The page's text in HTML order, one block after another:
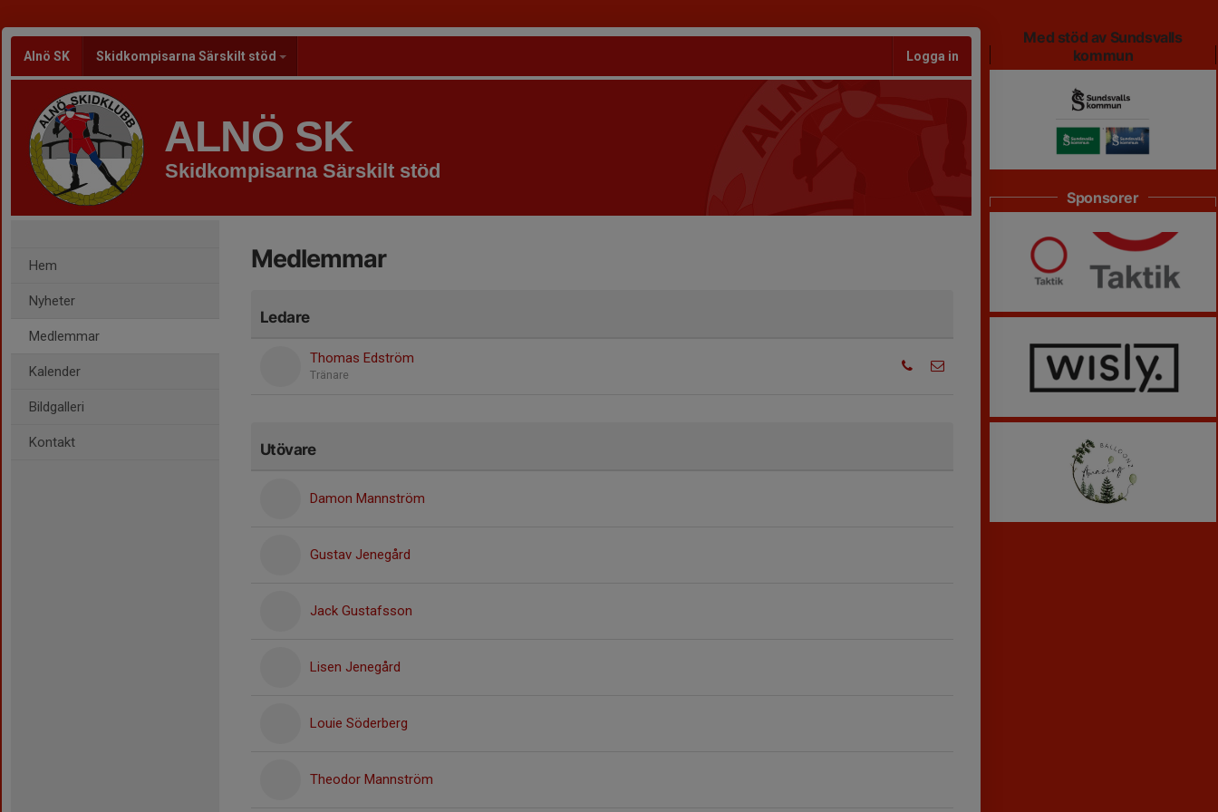
Alnö SK Skidkompisarna Särskilt stöd Logga in
ALNÖ SK
Skidkompisarna Särskilt stöd
Hem
Nyheter
Medlemmar
Kalender
Bildgalleri
Kontakt
Medlemmar
Ledare
Thomas Edström
Tränare
Utövare
Damon Mannström
Gustav Jenegård
Jack Gustafsson
Lisen Jenegård
Louie Söderberg
Theodor Mannström
Med stöd av Sundsvalls
kommun
Sponsorer